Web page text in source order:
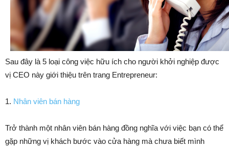
Sau đây là 5 loại công việc hữu ích cho người khởi nghiệp được
vị CEO này giới thiệu trên trang Entrepreneur:
1. Nhân viên bán hàng
Trở thành một nhân viên bán hàng đồng nghĩa với việc bạn có thể
gặp những vị khách bước vào cửa hàng mà chưa biết mình